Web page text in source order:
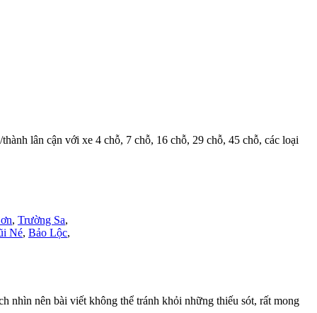
lân cận với xe 4 chỗ, 7 chỗ, 16 chỗ, 29 chỗ, 45 chỗ, các loại
, Trường Sa,
Né, Bảo Lộc,
nên bài viết không thể tránh khỏi những thiếu sót, rất mong